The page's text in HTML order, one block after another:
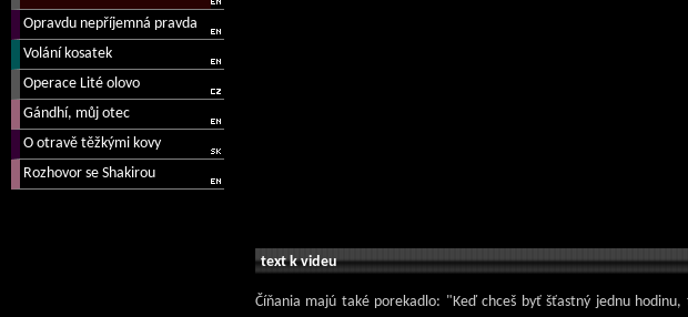
text k videu
Číňania majú také porekadlo: "Keď chceš byť šťastný jednu